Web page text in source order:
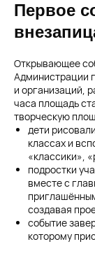
Первое
Открывающее
Администрации
и организаций,
часа площадь
творческую
дети
классах и
«классики»,
подростки
вместе с
создавая
событие
которому